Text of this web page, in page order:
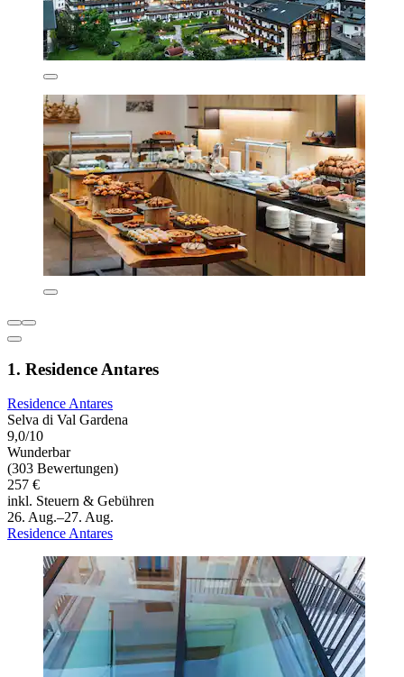
1. Residence Antares
Residence Antares
Selva di Val Gardena
9,0/10
Wunderbar
(303 Bewertungen)
257 €
inkl. Steuern & Gebühren
26. Aug.–27. Aug.
Residence Antares